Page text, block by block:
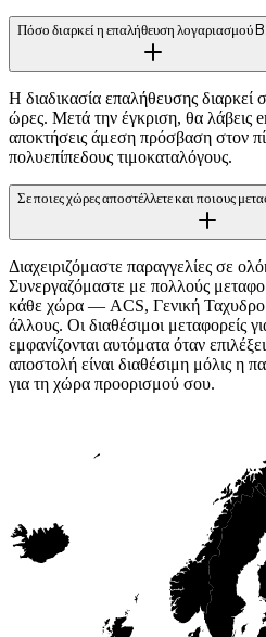
Πόσο διαρκεί η επαλήθευση λογαριασμού
Η διαδικασία επαλήθευσης διαρκεί
ώρες. Μετά την έγκριση, θα λάβεις
αποκτήσεις άμεση πρόσβαση στον
πολυεπίπεδους τιμοκαταλόγους.
Σε ποιες χώρες αποστέλλετε και ποιους
Διαχειριζόμαστε παραγγελίες σε
Συνεργαζόμαστε με πολλούς
κάθε χώρα — ACS, Γενική
άλλους. Οι διαθέσιμοι μεταφορείς
εμφανίζονται αυτόματα όταν
αποστολή είναι διαθέσιμη μόλις η
για τη χώρα προορισμού σου.